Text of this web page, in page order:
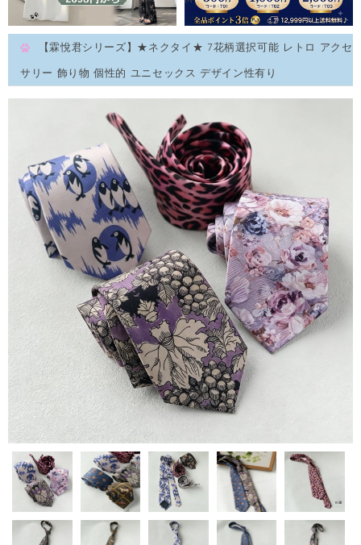
【霖悅君シリーズ】★ネクタイ★ 7花柄選択可能 レトロ アクセ
サリー 飾り物 個性的 ユニセックス デザイン性有り